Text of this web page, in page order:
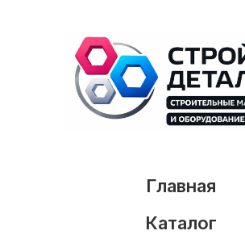
Главная
Каталог